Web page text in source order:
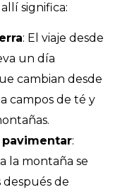
significa:
: El viaje desde
un día
cambian desde
campos de té y
:
la montaña se
de